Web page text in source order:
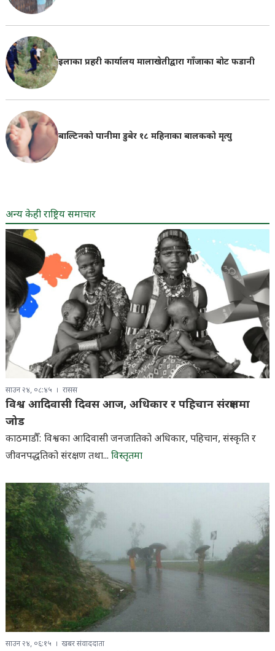
इलाका प्रहरी कार्यालय मालाखेतीद्वारा गाँजाका बोट फडानी
बाल्टिनको पानीमा डुबेर १८ महिनाका बालकको मृत्यु
अन्य केही राष्ट्रिय समाचार
साउन २४, ०८:४५ रासस
विश्व आदिवासी दिवस आज, अधिकार र पहिचान संरक्षणमा
जोड
काठमाडौँ: विश्वका आदिवासी जनजातिको अधिकार, पहिचान, संस्कृति र
जीवनपद्धतिको संरक्षण तथा... विस्तृतमा
साउन २४, ०६:१५ खबर संवाददाता